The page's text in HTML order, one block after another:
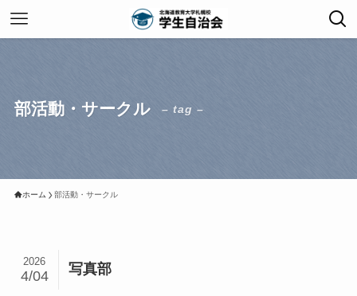
部活動・サークル – tag –
ホーム 部活動・サークル
写真部
2026
4/04